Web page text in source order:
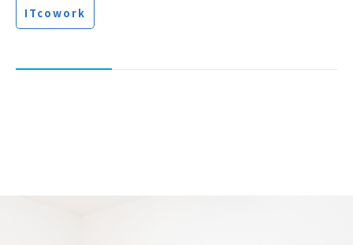
ITcowork